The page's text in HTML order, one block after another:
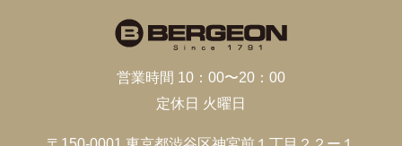
営業時間 10：00〜20：00
定休日 火曜日